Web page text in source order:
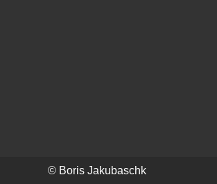
© Boris Jakubaschk